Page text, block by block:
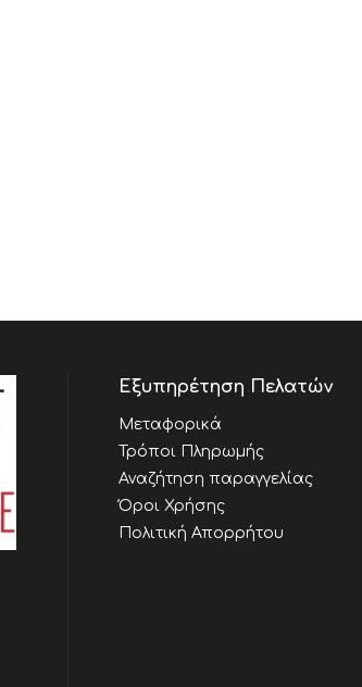
Εξυπηρέτηση Πελατών
Μεταφορικά
Τρόποι Πληρωμής
Αναζήτηση παραγγελίας
Όροι Χρήσης
Πολιτική Απορρήτου